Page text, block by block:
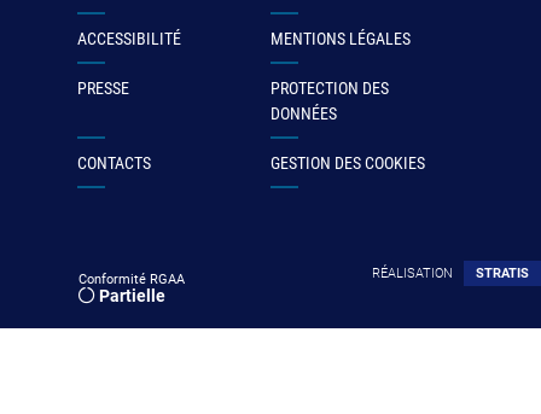
ACCESSIBILITÉ MENTIONS LÉGALES
PRESSE
PROTECTION DES
DONNÉES
CONTACTS GESTION DES COOKIES
Conformité RGAA
Partielle
RÉALISATION STRATIS